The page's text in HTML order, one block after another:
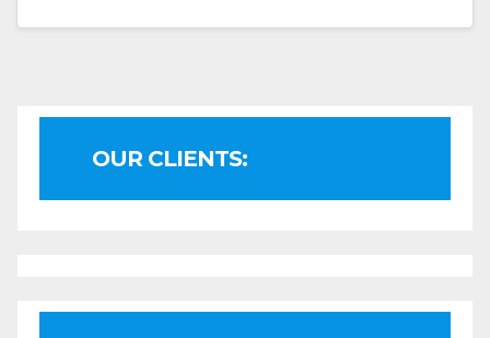
OUR CLIENTS: